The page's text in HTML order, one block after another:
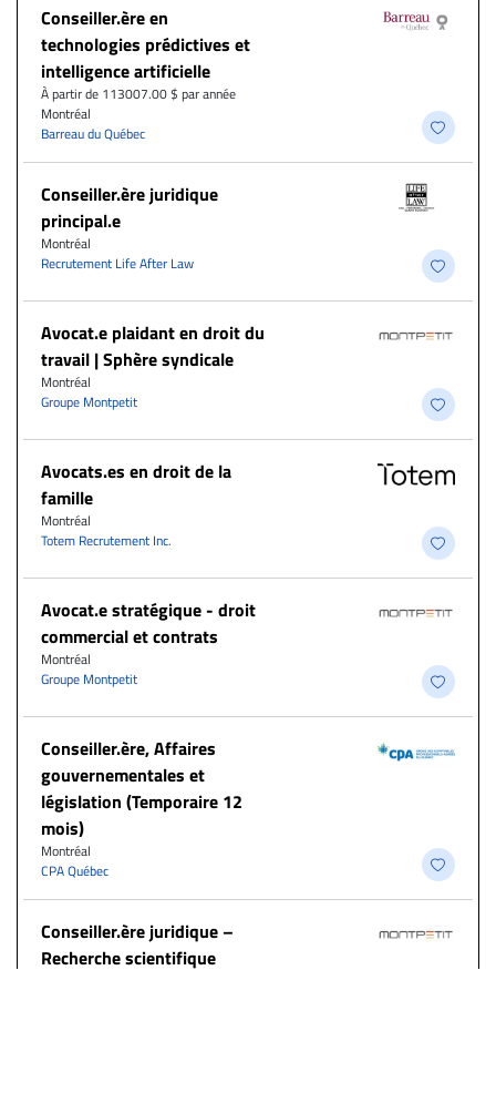
Conseiller.ère en
technologies prédictives et
intelligence artificielle
À partir de 113007.00 $ par année
Montréal
Barreau du Québec
Conseiller.ère juridique
principal.e
Montréal
Recrutement Life After Law
Avocat.e plaidant en droit du
travail | Sphère syndicale
Montréal
Groupe Montpetit
Avocats.es en droit de la
famille
Montréal
Totem Recrutement Inc.
Avocat.e stratégique - droit
commercial et contrats
Montréal
Groupe Montpetit
Conseiller.ère, Affaires
gouvernementales et
législation (Temporaire 12
mois)
Montréal
CPA Québec
Conseiller.ère juridique –
Recherche scientifique